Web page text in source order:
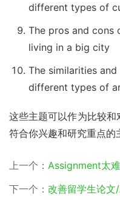
different types of
The pros and cons
living in a big city
The similarities
different types of
这些主题可以作为比较
符合你兴趣和研究重点的
上一个： Assignment太难不会写
下一个： 改善留学生论文/